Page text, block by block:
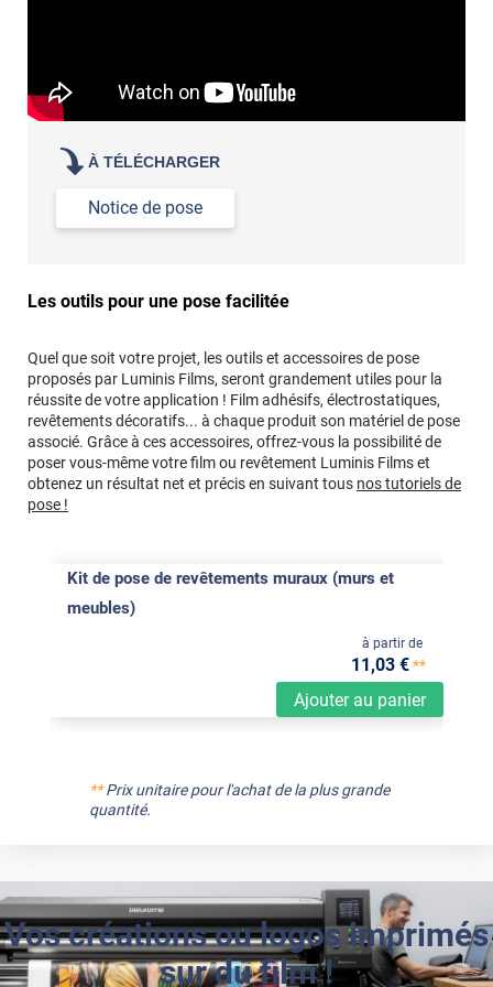
À TÉLÉCHARGER
Notice de pose
Les outils pour une pose facilitée
Quel que soit votre projet, les outils et accessoires de pose
proposés par Luminis Films, seront grandement utiles pour la
réussite de votre application ! Film adhésifs, électrostatiques,
revêtements décoratifs... à chaque produit son matériel de pose
associé. Grâce à ces accessoires, offrez-vous la possibilité de
poser vous-même votre film ou revêtement Luminis Films et
obtenez un résultat net et précis en suivant tous nos tutoriels de
pose !
Kit de pose de revêtements muraux (murs et
meubles)
Ajouter au panier
à partir de
11,03 €**
**Prix unitaire pour l'achat de la plus grande
quantité.
Vos créations ou logos imprimés
sur du film !